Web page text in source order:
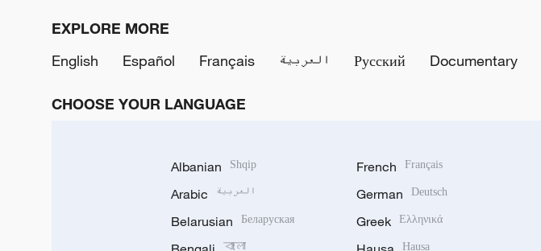
EXPLORE MORE
English
Español Français العربية Русский Documentary
CHOOSE YOUR LANGUAGE
Albanian Shqip
Arabic العربية
Belarusian Беларуская
বাংলা
French Français
German Deutsch
Greek Ελληνικά
Hausa